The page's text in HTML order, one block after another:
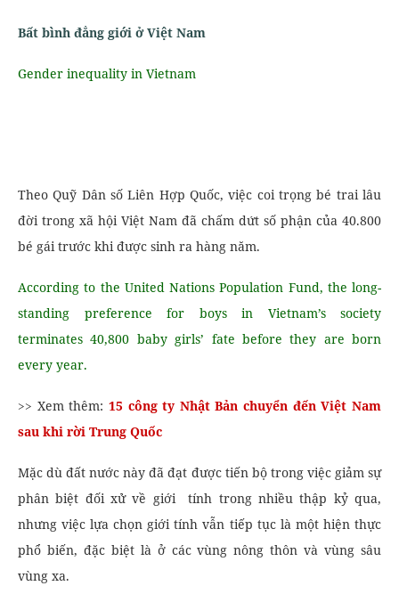
Bất bình đẳng giới ở Việt Nam
Gender inequality in Vietnam
Theo Quỹ Dân số Liên Hợp Quốc, việc coi trọng bé trai lâu
đời trong xã hội Việt Nam đã chấm dứt số phận của 40.800
bé gái trước khi được sinh ra hàng năm.
According to the United Nations Population Fund, the long-
standing preference for boys in Vietnam’s society
terminates 40,800 baby girls’ fate before they are born
every year.
>> Xem thêm: 15 công ty Nhật Bản chuyển đến Việt Nam
sau khi rời Trung Quốc
Mặc dù đất nước này đã đạt được tiến bộ trong việc giảm sự
phân biệt đối xử về giới tính trong nhiều thập kỷ qua,
nhưng việc lựa chọn giới tính vẫn tiếp tục là một hiện thực
phổ biến, đặc biệt là ở các vùng nông thôn và vùng sâu
vùng xa.